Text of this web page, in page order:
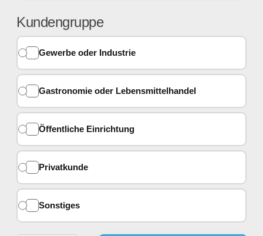
Kundengruppe
Gewerbe oder Industrie
Gastronomie oder Lebensmittelhandel
Öffentliche Einrichtung
Privatkunde
Sonstiges